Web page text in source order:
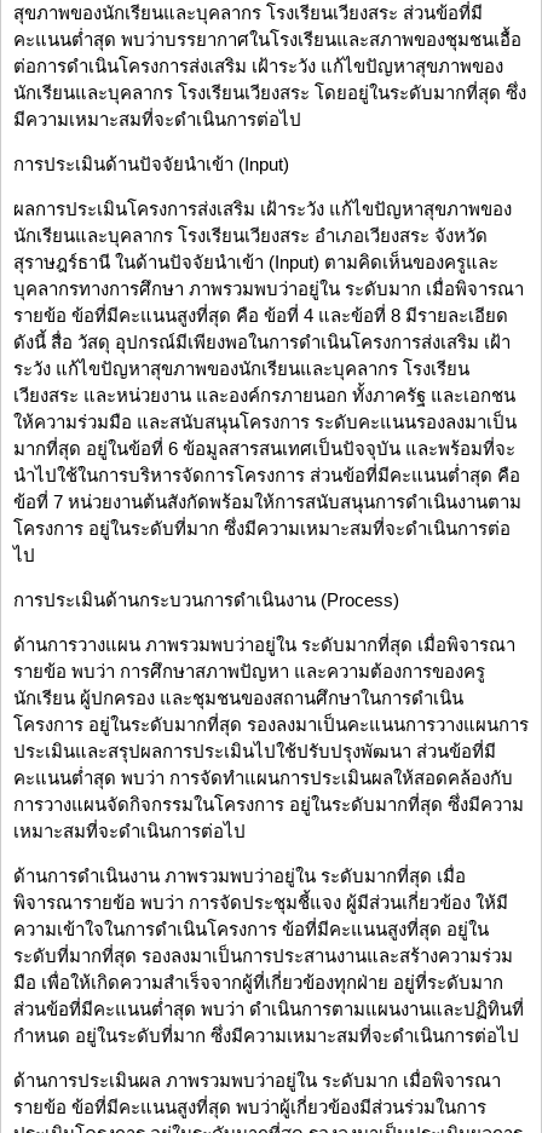
สุขภาพของนักเรียนและบุคลากร โรงเรียนเวียงสระ ส่วนข้อที่มี
คะแนนต่ำสุด พบว่าบรรยากาศในโรงเรียนและสภาพของชุมชนเอื้อ
ต่อการดำเนินโครงการส่งเสริม เฝ้าระวัง แก้ไขปัญหาสุขภาพของ
นักเรียนและบุคลากร โรงเรียนเวียงสระ โดยอยู่ในระดับมากที่สุด ซึ่ง
มีความเหมาะสมที่จะดำเนินการต่อไป
การประเมินด้านปัจจัยนำเข้า (Input)
ผลการประเมินโครงการส่งเสริม เฝ้าระวัง แก้ไขปัญหาสุขภาพของ
นักเรียนและบุคลากร โรงเรียนเวียงสระ อำเภอเวียงสระ จังหวัด
สุราษฎร์ธานี ในด้านปัจจัยนำเข้า (Input) ตามคิดเห็นของครูและ
บุคลากรทางการศึกษา ภาพรวมพบว่าอยู่ใน ระดับมาก เมื่อพิจารณา
รายข้อ ข้อที่มีคะแนนสูงที่สุด คือ ข้อที่ 4 และข้อที่ 8 มีรายละเอียด
ดังนี้ สื่อ วัสดุ อุปกรณ์มีเพียงพอในการดำเนินโครงการส่งเสริม เฝ้า
ระวัง แก้ไขปัญหาสุขภาพของนักเรียนและบุคลากร โรงเรียน
เวียงสระ และหน่วยงาน และองค์กรภายนอก ทั้งภาครัฐ และเอกชน
ให้ความร่วมมือ และสนับสนุนโครงการ ระดับคะแนนรองลงมาเป็น
มากที่สุด อยู่ในข้อที่ 6 ข้อมูลสารสนเทศเป็นปัจจุบัน และพร้อมที่จะ
นำไปใช้ในการบริหารจัดการโครงการ ส่วนข้อที่มีคะแนนต่ำสุด คือ
ข้อที่ 7 หน่วยงานต้นสังกัดพร้อมให้การสนับสนุนการดำเนินงานตาม
โครงการ อยู่ในระดับที่มาก ซึ่งมีความเหมาะสมที่จะดำเนินการต่อ
ไป
การประเมินด้านกระบวนการดำเนินงาน (Process)
ด้านการวางแผน ภาพรวมพบว่าอยู่ใน ระดับมากที่สุด เมื่อพิจารณา
รายข้อ พบว่า การศึกษาสภาพปัญหา และความต้องการของครู
นักเรียน ผู้ปกครอง และชุมชนของสถานศึกษาในการดำเนิน
โครงการ อยู่ในระดับมากที่สุด รองลงมาเป็นคะแนนการวางแผนการ
ประเมินและสรุปผลการประเมินไปใช้ปรับปรุงพัฒนา ส่วนข้อที่มี
คะแนนต่ำสุด พบว่า การจัดทำแผนการประเมินผลให้สอดคล้องกับ
การวางแผนจัดกิจกรรมในโครงการ อยู่ในระดับมากที่สุด ซึ่งมีความ
เหมาะสมที่จะดำเนินการต่อไป
ด้านการดำเนินงาน ภาพรวมพบว่าอยู่ใน ระดับมากที่สุด เมื่อ
พิจารณารายข้อ พบว่า การจัดประชุมชี้แจง ผู้มีส่วนเกี่ยวข้อง ให้มี
ความเข้าใจในการดำเนินโครงการ ข้อที่มีคะแนนสูงที่สุด อยู่ใน
ระดับที่มากที่สุด รองลงมาเป็นการประสานงานและสร้างความร่วม
มือ เพื่อให้เกิดความสำเร็จจากผู้ที่เกี่ยวข้องทุกฝ่าย อยู่ที่ระดับมาก
ส่วนข้อที่มีคะแนนต่ำสุด พบว่า ดำเนินการตามแผนงานและปฏิทินที่
กำหนด อยู่ในระดับที่มาก ซึ่งมีความเหมาะสมที่จะดำเนินการต่อไป
ด้านการประเมินผล ภาพรวมพบว่าอยู่ใน ระดับมาก เมื่อพิจารณา
รายข้อ ข้อที่มีคะแนนสูงที่สุด พบว่าผู้เกี่ยวข้องมีส่วนร่วมในการ